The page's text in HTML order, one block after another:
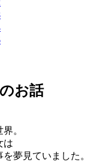
お話
。
は
夢見ていました。